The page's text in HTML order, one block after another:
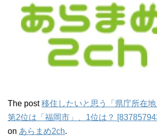
The post移住したいと思う「県庁所在
第2位は「福岡市」、1位は？
on あらまめ2ch.